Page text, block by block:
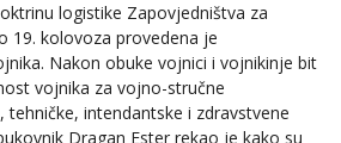
logistike Zapovjedništva za
19. kolovoza provedena je
Nakon obuke vojnici i vojnikinje bit
vojnika za vojno-stručne
intendantske i zdravstvene
Dragan Ester rekao je kako su